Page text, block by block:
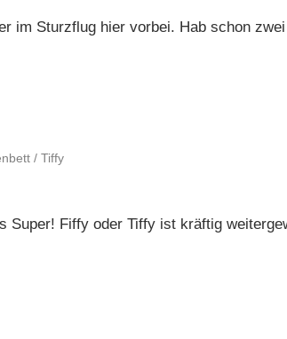
im Sturzflug hier vorbei. Hab schon
/ Tiffy
Super! Fiffy oder Tiffy ist kräftig